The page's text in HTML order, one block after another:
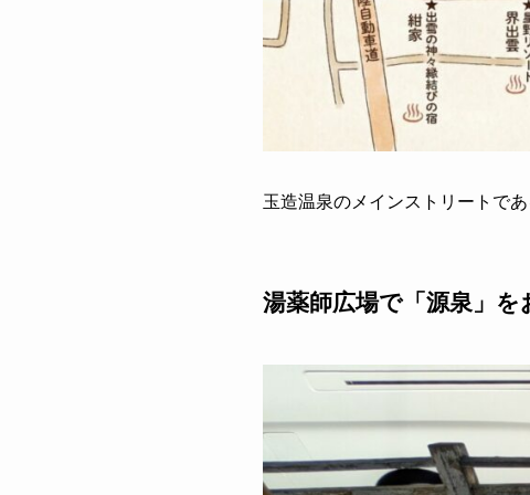
玉造温泉のメインストリートで
湯薬師広場で「源泉」